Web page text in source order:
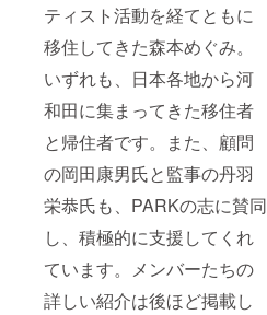
ティスト活動を経てともに
移住してきた森本めぐみ。
いずれも、日本各地から河
和田に集まってきた移住者
と帰住者です。また、顧問
の岡田康男氏と監事の丹羽
栄恭氏も、PARKの志に賛同
し、積極的に支援してくれ
ています。メンバーたちの
詳しい紹介は後ほど掲載し